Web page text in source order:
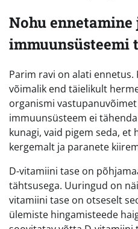
Nohu ennetamine
immuunsüsteemi
Parim ravi on alati
võimalik end täielikult
organismi
immuunsüsteem ei
kunagi, vaid pigem seda, et
kergemalt ja paranete
D-vitamiini tase on
tähtsusega. Uuringud on
vitamiini tase on otseselt
ülemiste hingamisteede